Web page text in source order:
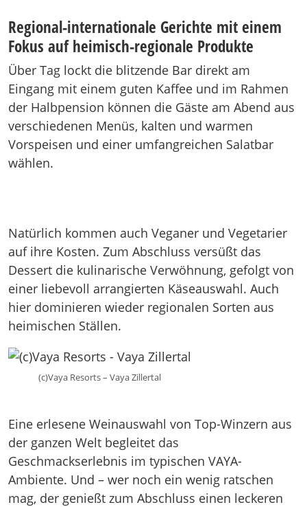
Regional-internationale Gerichte mit einem
Fokus auf heimisch-regionale Produkte
Über Tag lockt die blitzende Bar direkt am
Eingang mit einem guten Kaffee und im Rahmen
der Halbpension können die Gäste am Abend aus
verschiedenen Menüs, kalten und warmen
Vorspeisen und einer umfangreichen Salatbar
wählen.
Natürlich kommen auch Veganer und Vegetarier
auf ihre Kosten. Zum Abschluss versüßt das
Dessert die kulinarische Verwöhnung, gefolgt von
einer liebevoll arrangierten Käseauswahl. Auch
hier dominieren wieder regionalen Sorten aus
heimischen Ställen.
(c)Vaya Resorts – Vaya Zillertal
Eine erlesene Weinauswahl von Top-Winzern aus
der ganzen Welt begleitet das
Geschmackserlebnis im typischen VAYA-
Ambiente. Und – wer noch ein wenig ratschen
mag, der genießt zum Abschluss einen leckeren